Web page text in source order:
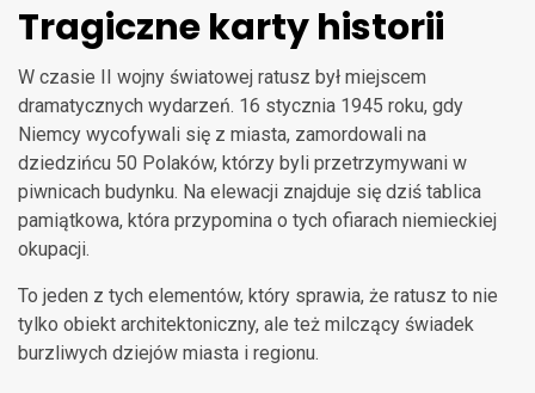
Tragiczne karty historii
W czasie II wojny światowej ratusz był miejscem
dramatycznych wydarzeń. 16 stycznia 1945 roku, gdy
Niemcy wycofywali się z miasta, zamordowali na
dziedzińcu 50 Polaków, którzy byli przetrzymywani w
piwnicach budynku. Na elewacji znajduje się dziś tablica
pamiątkowa, która przypomina o tych ofiarach niemieckiej
okupacji.
To jeden z tych elementów, który sprawia, że ratusz to nie
tylko obiekt architektoniczny, ale też milczący świadek
burzliwych dziejów miasta i regionu.